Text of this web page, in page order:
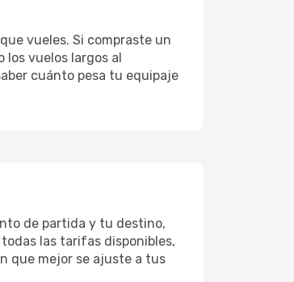
vueles. Si compraste un
los vuelos largos al
cuánto pesa tu equipaje
de partida y tu destino,
las tarifas disponibles,
que mejor se ajuste a tus